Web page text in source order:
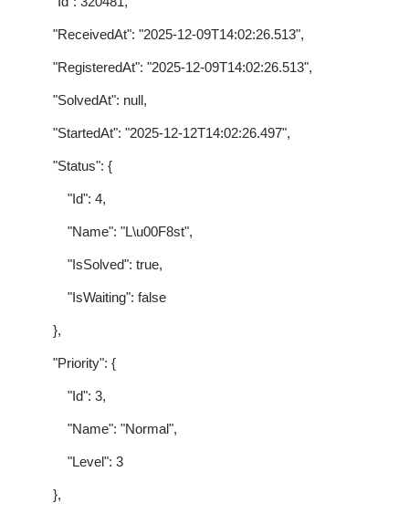
"ReceivedAt": "2025-12-09T14:02:26.513",
"RegisteredAt": "2025-12-09T14:02:26.513",
"SolvedAt": null,
"StartedAt": "2025-12-12T14:02:26.497",
"Status": {
"Id": 4,
"Name": "L\u00F8st",
"IsSolved": true,
"IsWaiting": false
},
"Priority": {
"Id": 3,
"Name": "Normal",
"Level": 3
},